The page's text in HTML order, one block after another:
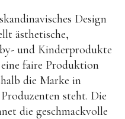
Design
ästhetische,
und Kinderprodukte
faire Produktion
die Marke in
steht. Die
die geschmackvolle